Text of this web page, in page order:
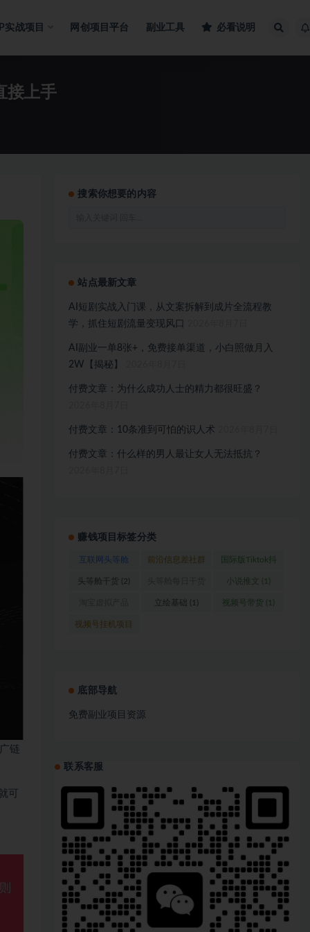
实战项目 网创项目平台 副业工具 必看说明
接上手
链
可
搜索你想要的内容
站点最新文章
AI短剧实战入门课，从文案拆解到成片全流程教
学，抓住短剧流量变现风口
AI副业一单8张+，免费接单渠道，小白照做月入
2W【揭秘】
付费文章：为什么成功人士的精力都很旺盛？
付费文章：10条准到可怕的识人术
付费文章：什么样的男人最让女人无法抵抗？
赚钱项目标签分类
互联网头等舱
(1)
前沿信息差社群 国际版Tiktok抖
音运营(1)
头等舱干货 (2)
(1)
小说推文 (1)
(1)
立绘基础 (1) 视频号带货 (1)
视频号挂机项目
底部导航
免费副业项目资源
联系客服